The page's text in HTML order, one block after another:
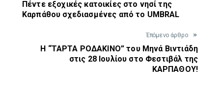
Πέντε εξοχικές κατοικίες στο νησί της
Καρπάθου σχεδιασμένες από το UMBRAL
Έπόμενο άρθρο
Η “ΤΑΡΤΑ ΡΟΔΑΚΙΝΟ” του Μηνά Βιντιάδη
στις 28 Ιουλίου στο Φεστιβάλ της
ΚΑΡΠΑΘΟΥ!